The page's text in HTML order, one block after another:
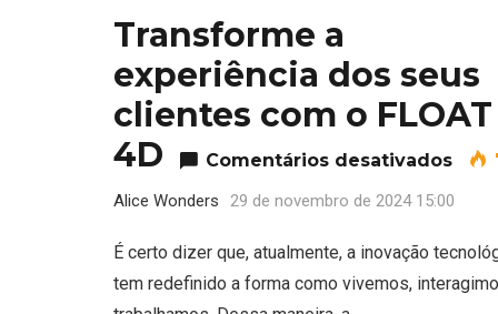
Transforme a
experiência dos seus
clientes com o FLOAT
4D
Comentários desativadosem
Alice Wonders 29 de novembro de 2024 15:00
É certo dizer que, atualmente, a inovação
tem redefinido a forma como vivemos,